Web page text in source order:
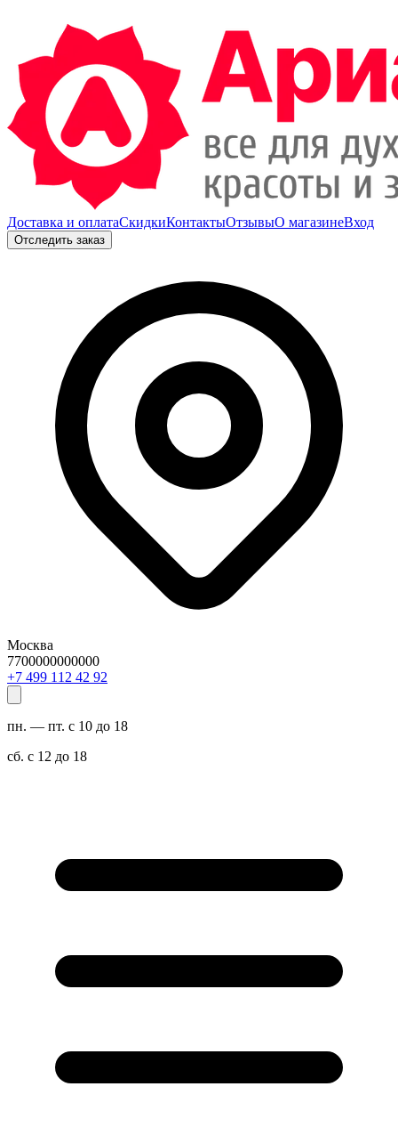
Доставка и оплатаСкидкиКонтактыОтзывыО магазинеВход
Отследить заказ
Москва
7700000000000
29 24 211 994 7+
пн. — пт. с 10 до 18
сб. с 12 до 18